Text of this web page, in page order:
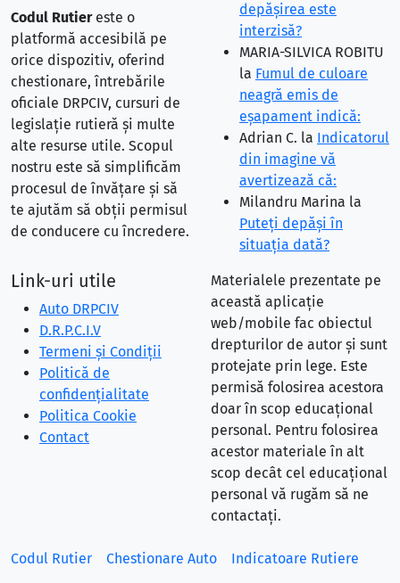
Codul Rutiereste o
platformă accesibilă pe
orice dispozitiv, oferind
chestionare, întrebările
oficiale DRPCIV, cursuri de
legislație rutieră și multe
alte resurse utile. Scopul
nostru este să simplificăm
procesul de învățare și să
te ajutăm să obții permisul
de conducere cu încredere.
depăşirea este
interzisă?
MARIA-SILVICA ROBITU
la Fumul de culoare
neagră emis de
eşapament indică:
Adrian C. la Indicatorul
din imagine vă
avertizează că:
Milandru Marina la
Puteţi depăşi în
situaţia dată?
Link-uri utile
Auto DRPCIV
D.R.P.C.I.V
Termeni și Condiții
Politică de
confidențialitate
Politica Cookie
Contact
Materialele prezentate pe
această aplicație
web/mobile fac obiectul
drepturilor de autor și sunt
protejate prin lege. Este
permisă folosirea acestora
doar în scop educațional
personal. Pentru folosirea
acestor materiale în alt
scop decât cel educațional
personal vă rugăm să ne
contactați.
Codul Rutier Chestionare Auto Indicatoare Rutiere